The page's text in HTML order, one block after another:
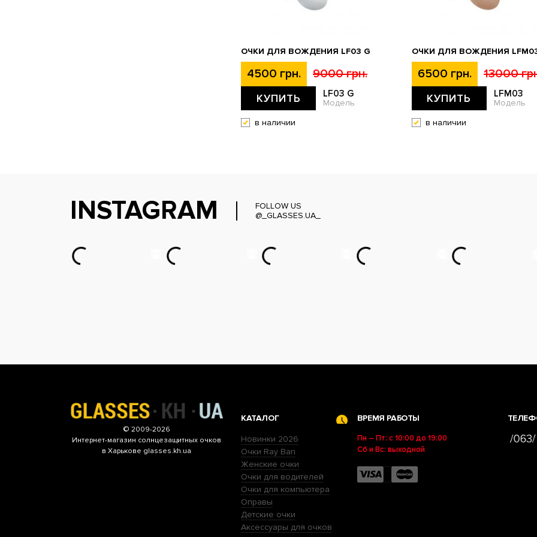
ОЧКИ ДЛЯ ВОЖДЕНИЯ LF03 G
4500 грн. 9000 грн.
КУПИТЬ LF03 G
Модель
в наличии
ОЧКИ ДЛЯ ВОЖДЕНИЯ
6500 грн. 13000
КУПИТЬ LFM03
Модель
в наличии
INSTAGRAM
FOLLOW US
@_GLASSES.UA_
© 2009-2026
Интернет-магазин солнцезащитных очков
в Харькове glasses.kh.ua
КАТАЛОГ
Новинки 2026
Очки Ray Ban
Женские очки
Очки для водителей
Очки для компьютера
Оправы
Детские очки
Аксессуары для очков
ВРЕМЯ РАБОТЫ
Пн – Пт: с 10:00 до 19:00
Сб и Вс: выходной